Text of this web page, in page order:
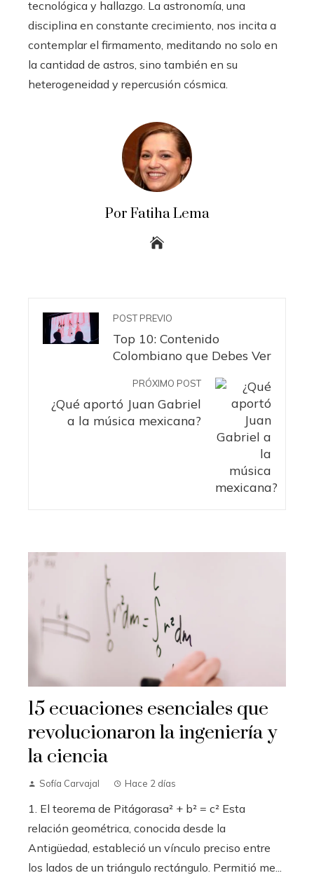
tecnológica y hallazgo. La astronomía, una
disciplina en constante crecimiento, nos incita a
contemplar el firmamento, meditando no solo en
la cantidad de astros, sino también en su
heterogeneidad y repercusión cósmica.
Por Fatiha Lema
POST PREVIO
Top 10: Contenido
Colombiano que Debes Ver
PRÓXIMO POST
¿Qué aportó Juan Gabriel
a la música mexicana?
15 ecuaciones esenciales que
revolucionaron la ingeniería y
la ciencia
Sofía Carvajal Hace 2 días
1. El teorema de Pitágorasa² + b² = c² Esta
relación geométrica, conocida desde la
Antigüedad, estableció un vínculo preciso entre
los lados de un triángulo rectángulo. Permitió me...